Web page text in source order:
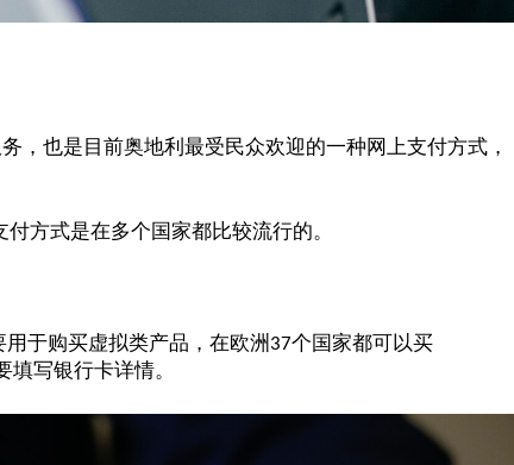
，也是目前奥地利最受民众欢迎的一种网上支付方式，
方式是在多个国家都比较流行的。
于购买虚拟类产品，在欧洲 37个国家都可以买
写银行卡详情。